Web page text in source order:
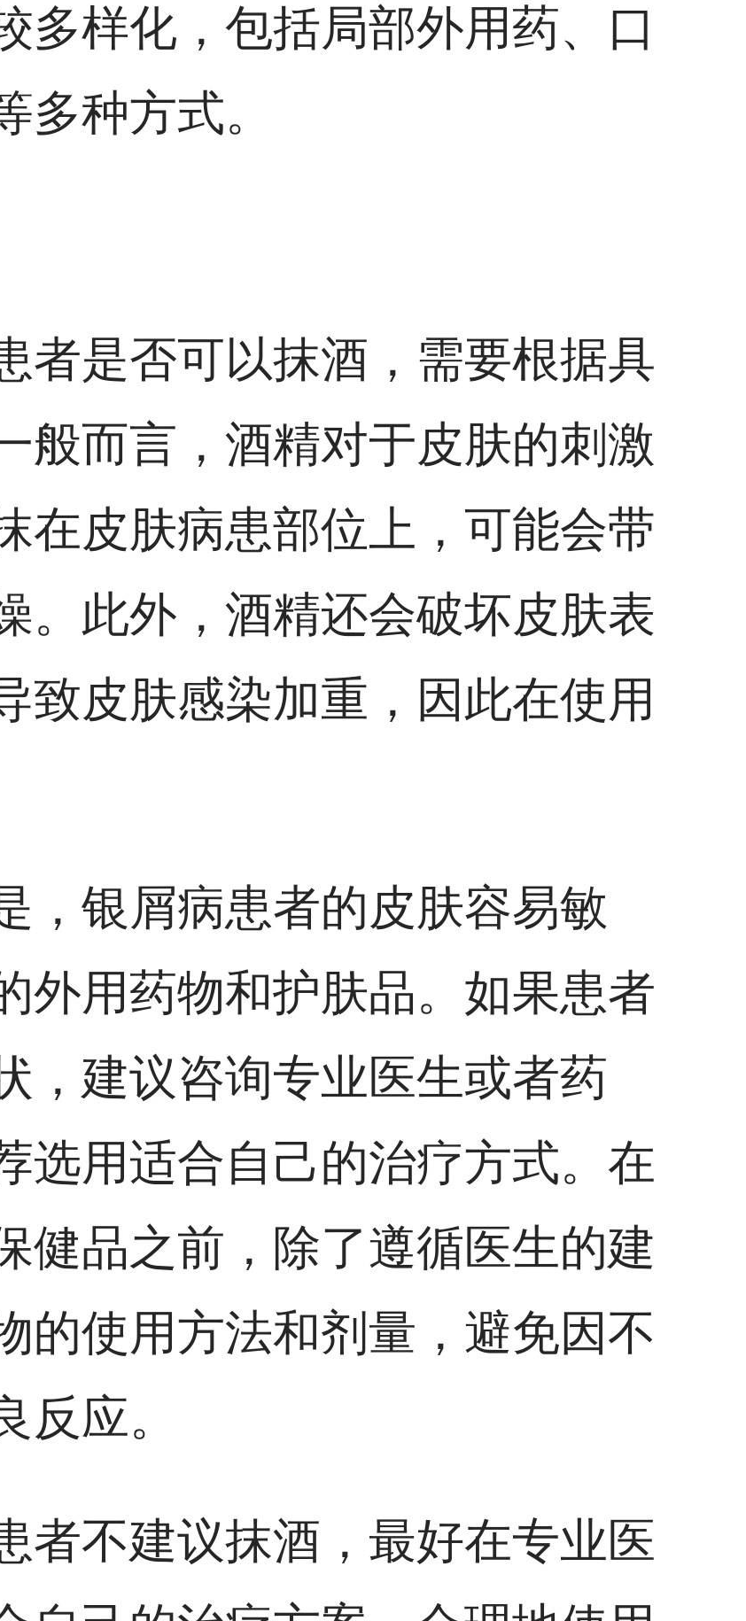
多样化，包括局部外用药、口
多种方式。
者是否可以抹酒，需要根据具
般而言，酒精对于皮肤的刺激
在皮肤病患部位上，可能会带
。此外，酒精还会破坏皮肤表
致皮肤感染加重，因此在使用
，银屑病患者的皮肤容易敏
外用药物和护肤品。如果患者
，建议咨询专业医生或者药
选用适合自己的治疗方式。在
健品之前，除了遵循医生的建
的使用方法和剂量，避免因不
反应。
者不建议抹酒，最好在专业医